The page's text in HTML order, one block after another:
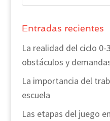
Entradas recientes
La realidad del ciclo
obstáculos y
La importancia del
escuela
Las etapas del juego